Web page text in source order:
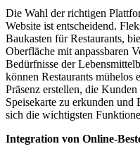
Die Wahl der richtigen
Website ist entscheidend.
Baukasten für Restaurants,
Oberfläche mit anpassbaren
Bedürfnisse der
können Restaurants mühelos
Präsenz erstellen, die
Speisekarte zu erkunden und
sich die wichtigsten
Integration von Online-